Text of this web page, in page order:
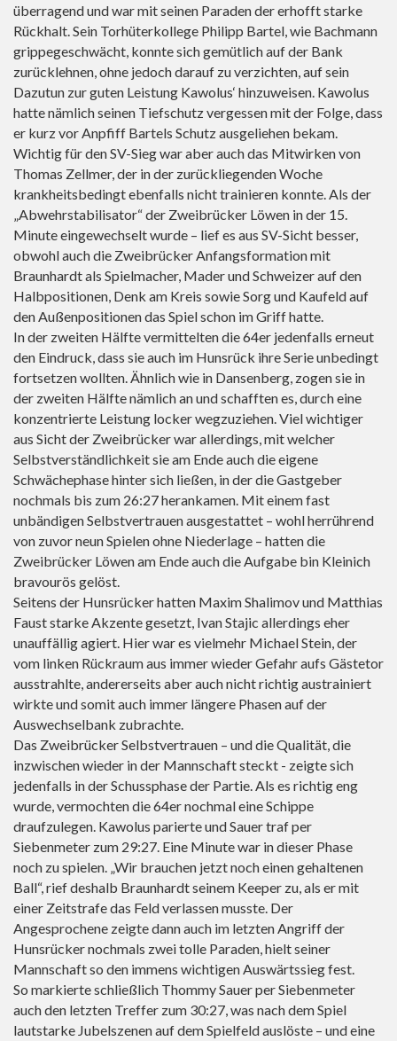
überragend und war mit seinen Paraden der erhofft starke
Rückhalt. Sein Torhüterkollege Philipp Bartel, wie Bachmann
grippegeschwächt, konnte sich gemütlich auf der Bank
zurücklehnen, ohne jedoch darauf zu verzichten, auf sein
Dazutun zur guten Leistung Kawolus‘ hinzuweisen. Kawolus
hatte nämlich seinen Tiefschutz vergessen mit der Folge, dass
er kurz vor Anpfiff Bartels Schutz ausgeliehen bekam.
Wichtig für den SV-Sieg war aber auch das Mitwirken von
Thomas Zellmer, der in der zurückliegenden Woche
krankheitsbedingt ebenfalls nicht trainieren konnte. Als der
„Abwehrstabilisator“ der Zweibrücker Löwen in der 15.
Minute eingewechselt wurde – lief es aus SV-Sicht besser,
obwohl auch die Zweibrücker Anfangsformation mit
Braunhardt als Spielmacher, Mader und Schweizer auf den
Halbpositionen, Denk am Kreis sowie Sorg und Kaufeld auf
den Außenpositionen das Spiel schon im Griff hatte.
In der zweiten Hälfte vermittelten die 64er jedenfalls erneut
den Eindruck, dass sie auch im Hunsrück ihre Serie unbedingt
fortsetzen wollten. Ähnlich wie in Dansenberg, zogen sie in
der zweiten Hälfte nämlich an und schafften es, durch eine
konzentrierte Leistung locker wegzuziehen. Viel wichtiger
aus Sicht der Zweibrücker war allerdings, mit welcher
Selbstverständlichkeit sie am Ende auch die eigene
Schwächephase hinter sich ließen, in der die Gastgeber
nochmals bis zum 26:27 herankamen. Mit einem fast
unbändigen Selbstvertrauen ausgestattet – wohl herrührend
von zuvor neun Spielen ohne Niederlage – hatten die
Zweibrücker Löwen am Ende auch die Aufgabe bin Kleinich
bravourös gelöst.
Seitens der Hunsrücker hatten Maxim Shalimov und Matthias
Faust starke Akzente gesetzt, Ivan Stajic allerdings eher
unauffällig agiert. Hier war es vielmehr Michael Stein, der
vom linken Rückraum aus immer wieder Gefahr aufs Gästetor
ausstrahlte, andererseits aber auch nicht richtig austrainiert
wirkte und somit auch immer längere Phasen auf der
Auswechselbank zubrachte.
Das Zweibrücker Selbstvertrauen – und die Qualität, die
inzwischen wieder in der Mannschaft steckt - zeigte sich
jedenfalls in der Schussphase der Partie. Als es richtig eng
wurde, vermochten die 64er nochmal eine Schippe
draufzulegen. Kawolus parierte und Sauer traf per
Siebenmeter zum 29:27. Eine Minute war in dieser Phase
noch zu spielen. „Wir brauchen jetzt noch einen gehaltenen
Ball“, rief deshalb Braunhardt seinem Keeper zu, als er mit
einer Zeitstrafe das Feld verlassen musste. Der
Angesprochene zeigte dann auch im letzten Angriff der
Hunsrücker nochmals zwei tolle Paraden, hielt seiner
Mannschaft so den immens wichtigen Auswärtssieg fest.
So markierte schließlich Thommy Sauer per Siebenmeter
auch den letzten Treffer zum 30:27, was nach dem Spiel
lautstarke Jubelszenen auf dem Spielfeld auslöste – und eine